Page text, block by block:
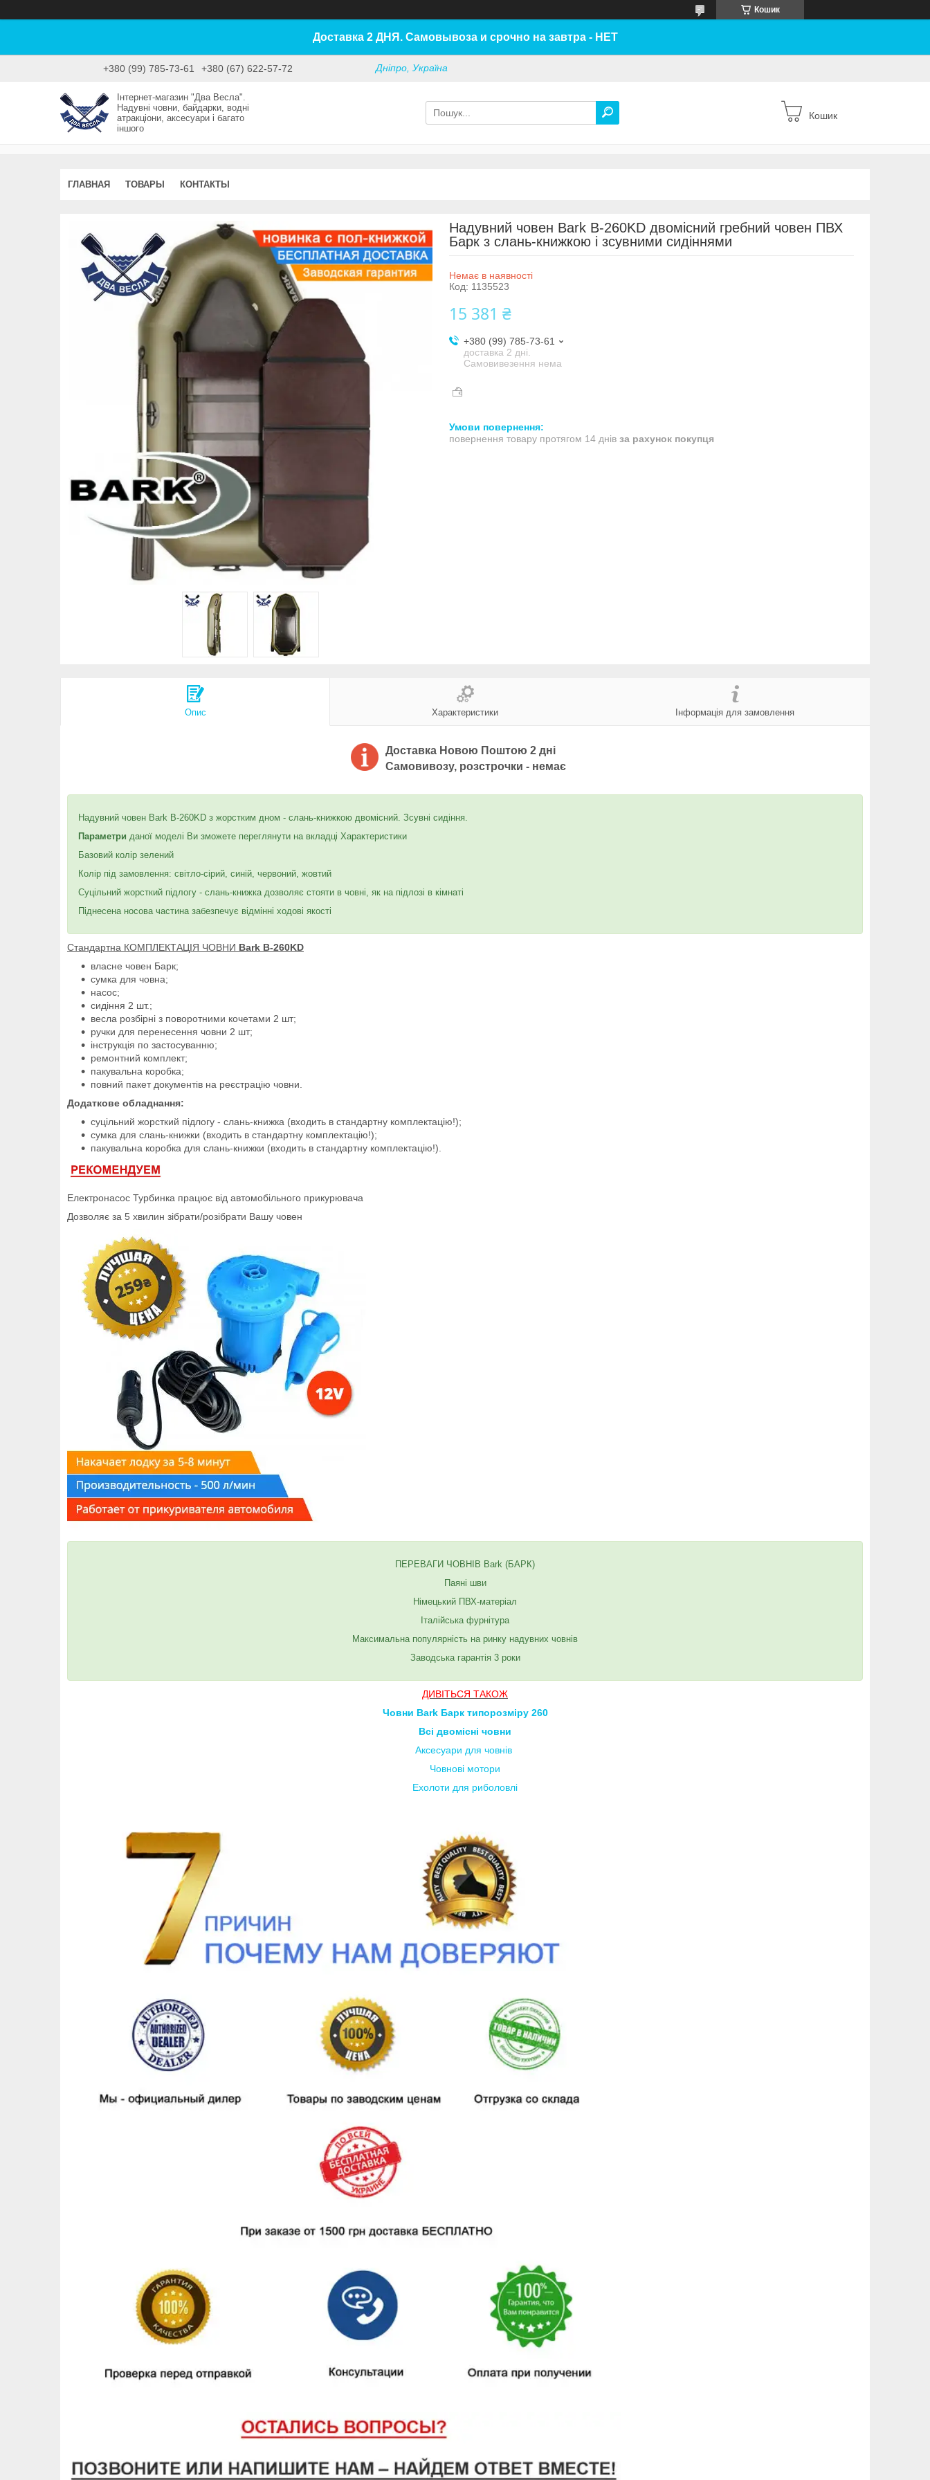
Кошик
Доставка 2 ДНЯ. Самовывоза и срочно на завтра - НЕТ
+380 (99) 785-73-61 +380 (67) 622-57-72 Дніпро, Україна
Інтернет-магазин "Два Весла".
Надувні човни, байдарки, водні
атракціони, аксесуари і багато
іншого
Кошик
ГЛАВНАЯ ТОВАРЫ КОНТАКТЫ
Надувний човен Bark B-260KD двомісний гребний човен ПВХ
Барк з слань-книжкою і зсувними сидіннями
Немає в наявності
Код: 1135523
15 381 ₴
+380 (99) 785-73-61
доставка 2 дні.
Самовивезення нема
повернення товару протягом 14 днів за рахунок покупця
Опис Характеристики Інформація для замовлення
Доставка Новою Поштою 2 дні
Самовивозу, розстрочки - немає
Надувний човен Bark B-260KD з жорстким дном - слань-книжкою двомісний. Зсувні сидіння.
Параметри даної моделі Ви зможете переглянути на вкладці Характеристики
Базовий колір зелений
Колір під замовлення: світло-сірий, синій, червоний, жовтий
Суцільний жорсткий підлогу - слань-книжка дозволяє стояти в човні, як на підлозі в кімнаті
Піднесена носова частина забезпечує відмінні ходові якості
Стандартна КОМПЛЕКТАЦІЯ ЧОВНИ Bark B-260KD
власне човен Барк;
сумка для човна;
насос;
сидіння 2 шт.;
весла розбірні з поворотними кочетами 2 шт;
ручки для перенесення човни 2 шт;
інструкція по застосуванню;
ремонтний комплект;
пакувальна коробка;
повний пакет документів на реєстрацію човни.
Додаткове обладнання:
суцільний жорсткий підлогу - слань-книжка (входить в стандартну комплектацію!);
сумка для слань-книжки (входить в стандартну комплектацію!);
пакувальна коробка для слань-книжки (входить в стандартну комплектацію!).
Електронасос Турбинка працює від автомобільного прикурювача
Дозволяє за 5 хвилин зібрати/розібрати Вашу човен
ПЕРЕВАГИ ЧОВНІВ Bark (БАРК)
Паяні шви
Німецький ПВХ-матеріал
Італійська фурнітура
Максимальна популярність на ринку надувних човнів
Заводська гарантія 3 роки
ДИВІТЬСЯ ТАКОЖ
Човни Bark Барк типорозміру 260
Всі двомісні човни
Аксесуари для човнів
Човнові мотори
Ехолоти для риболовлі